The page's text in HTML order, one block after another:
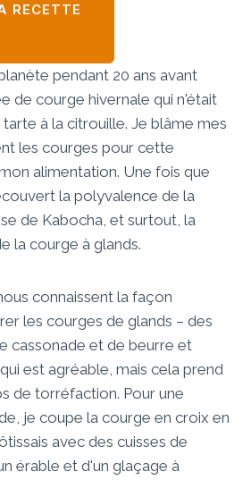
RECETTE
pendant 20 ans avant
de courge hivernale qui n'était
à la citrouille. Je blâme mes
les courges pour cette
alimentation. Une fois que
la polyvalence de la
de Kabocha, et surtout, la
la courge à glands.
connaissent la façon
les courges de glands – des
cassonade et de beurre et
est agréable, mais cela prend
de torréfaction. Pour une
je coupe la courge en croix en
avec des cuisses de
érable et d'un glaçage à